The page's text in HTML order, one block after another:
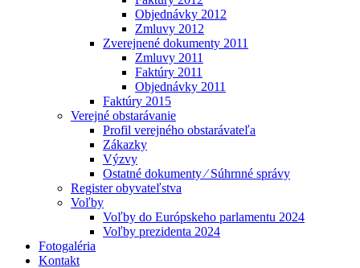
Objednávky 2012
Zmluvy 2012
Zverejnené dokumenty 2011
Zmluvy 2011
Faktúry 2011
Objednávky 2011
Faktúry 2015
Verejné obstarávanie
Profil verejného obstarávateľa
Zákazky
Výzvy
Ostatné dokumenty ⁄ Súhrnné správy
Register obyvateľstva
Voľby
Voľby do Európskeho parlamentu 2024
Voľby prezidenta 2024
Fotogaléria
Kontakt